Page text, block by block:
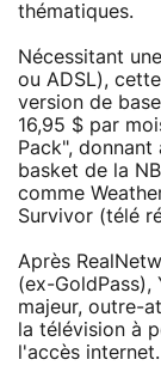
thématiques.
Nécessitant
ou ADSL),
version de
16,95 $ par
Pack",
basket de la
comme
Survivor (télé
Après
(ex-GoldPass),
majeur, outre-
la télévision à
l'accès internet.